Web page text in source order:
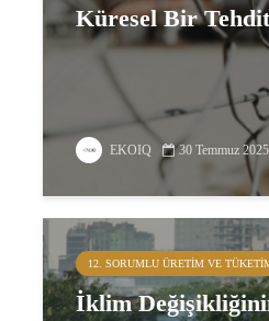
Küresel Bir Tehdit
EKOIQ 30 Temmuz 2025
12. SORUMLU ÜRETIM VE
İklim